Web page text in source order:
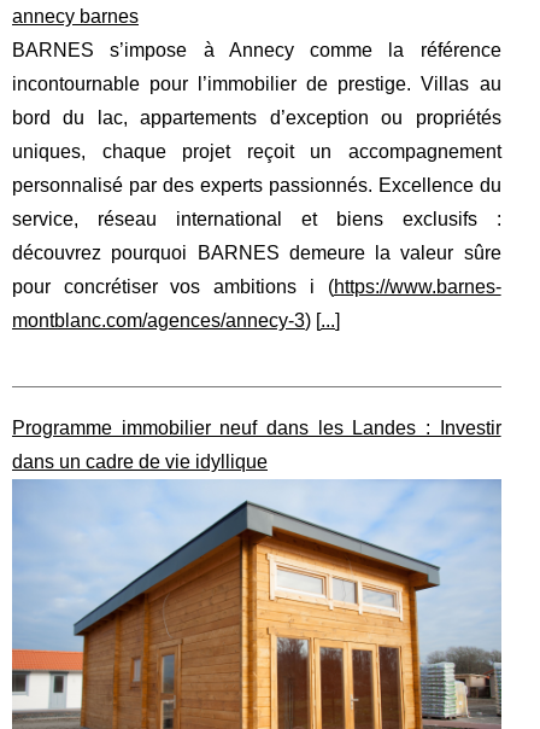
annecy barnes
BARNES s’impose à Annecy comme la référence
incontournable pour l’immobilier de prestige. Villas au
bord du lac, appartements d’exception ou propriétés
uniques, chaque projet reçoit un accompagnement
personnalisé par des experts passionnés. Excellence du
service, réseau international et biens exclusifs :
découvrez pourquoi BARNES demeure la valeur sûre
pour concrétiser vos ambitions i (https://www.barnes-
montblanc.com/agences/annecy-3) [...]
Programme immobilier neuf dans les Landes : Investir
dans un cadre de vie idyllique